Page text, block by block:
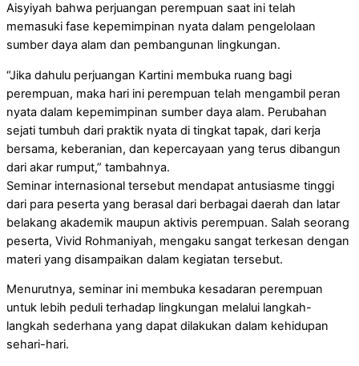
Aisyiyah bahwa perjuangan perempuan saat ini telah
memasuki fase kepemimpinan nyata dalam pengelolaan
sumber daya alam dan pembangunan lingkungan.
“Jika dahulu perjuangan Kartini membuka ruang bagi
perempuan, maka hari ini perempuan telah mengambil peran
nyata dalam kepemimpinan sumber daya alam. Perubahan
sejati tumbuh dari praktik nyata di tingkat tapak, dari kerja
bersama, keberanian, dan kepercayaan yang terus dibangun
dari akar rumput,” tambahnya.
Seminar internasional tersebut mendapat antusiasme tinggi
dari para peserta yang berasal dari berbagai daerah dan latar
belakang akademik maupun aktivis perempuan. Salah seorang
peserta, Vivid Rohmaniyah, mengaku sangat terkesan dengan
materi yang disampaikan dalam kegiatan tersebut.
Menurutnya, seminar ini membuka kesadaran perempuan
untuk lebih peduli terhadap lingkungan melalui langkah-
langkah sederhana yang dapat dilakukan dalam kehidupan
sehari-hari.